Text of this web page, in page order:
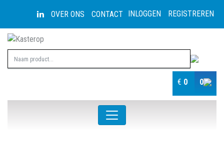
INLOGGEN REGISTREREN
OVER ONS CONTACT
€ 0 0